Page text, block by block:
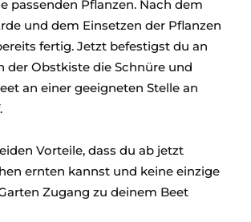
passenden Pflanzen. Nach dem
und dem Einsetzen der Pflanzen
fertig. Jetzt befestigst du an
der Obstkiste die Schnüre und
an einer geeigneten Stelle an
Vorteile, dass du ab jetzt
ernten kannst und keine einzige
Zugang zu deinem Beet